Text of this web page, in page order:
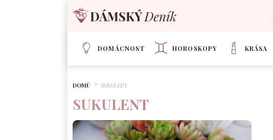
DOMÁCNOST HOROSKOPY KRÁSA
DOMŮ SUKULENT
SUKULENT